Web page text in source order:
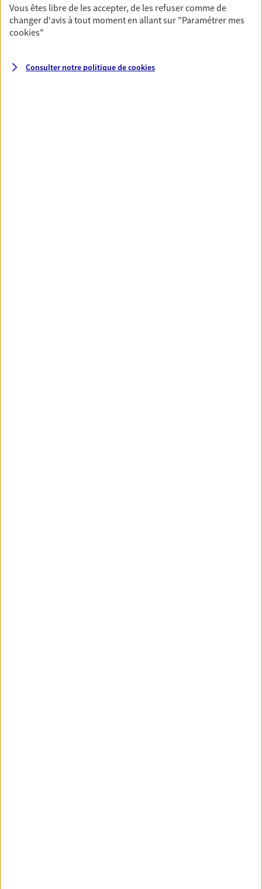
DEMANDER UN DEVIS
VOIR TOUTES NOS OFFRES
Vous êtes libre de les accepter, de les refuser comme de
changer d'avis à tout moment en allant sur "Paramétrer mes
cookies"
Consulter notre politique decookies